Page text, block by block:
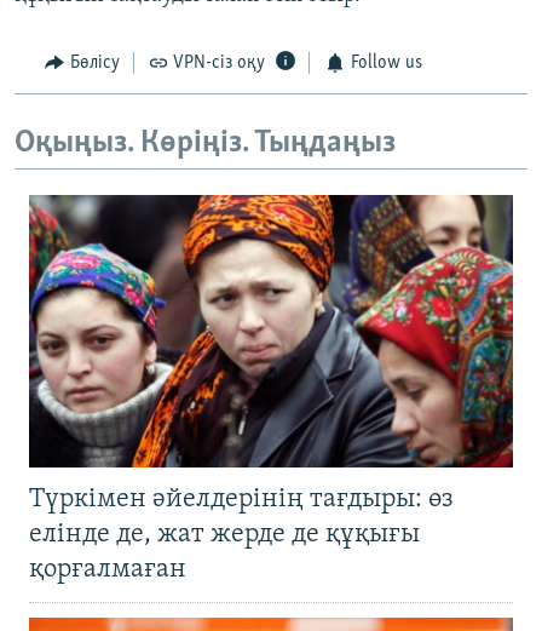
Бөлісу VPN-сіз оқу Follow us
Оқыңыз. Көріңіз. Тыңдаңыз
Түркімен әйелдерінің тағдыры: өз
елінде де, жат жерде де құқығы
қорғалмаған